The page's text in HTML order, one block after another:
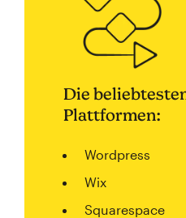
Die
Plattformen:
Wordpress
Wix
Squarespace